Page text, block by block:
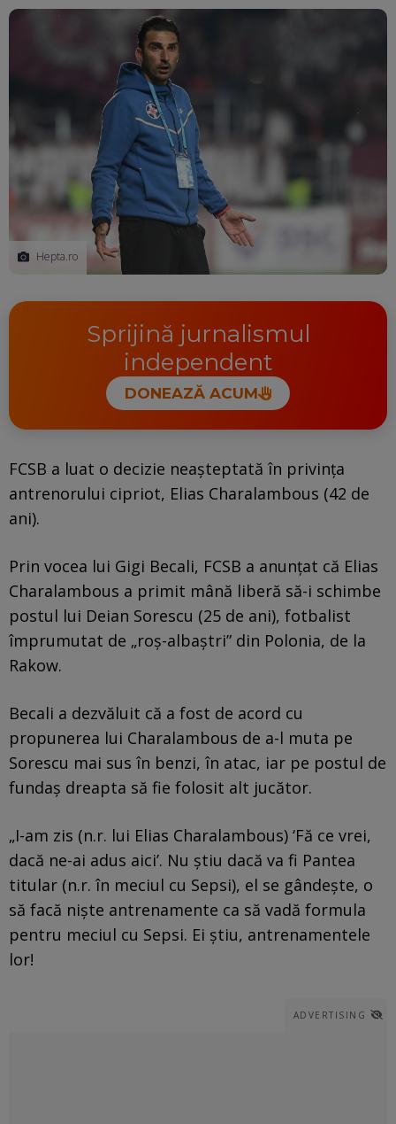
Hepta.ro
Sprijină jurnalismul
independent
DONEAZĂ ACUM
FCSB a luat o decizie neașteptată în privința
antrenorului cipriot, Elias Charalambous (42 de
ani).
Prin vocea lui Gigi Becali, FCSB a anunțat că Elias
Charalambous a primit mână liberă să-i schimbe
postul lui Deian Sorescu (25 de ani), fotbalist
împrumutat de „roș-albaștri” din Polonia, de la
Rakow.
Becali a dezvăluit că a fost de acord cu
propunerea lui Charalambous de a-l muta pe
Sorescu mai sus în benzi, în atac, iar pe postul de
fundaș dreapta să fie folosit alt jucător.
„I-am zis (n.r. lui Elias Charalambous) ‘Fă ce vrei,
dacă ne-ai adus aici’. Nu știu dacă va fi Pantea
titular (n.r. în meciul cu Sepsi), el se gândește, o
să facă niște antrenamente ca să vadă formula
pentru meciul cu Sepsi. Ei știu, antrenamentele
lor!
ADVERTISING